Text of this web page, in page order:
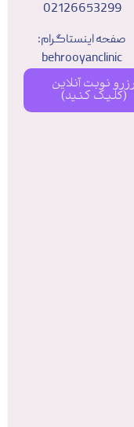
02126653299
صفحه اینستاگرام:
behrooyanclinic
رزرو نوبت آنلاین
(کلیک کنید)